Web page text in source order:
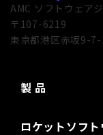
AMC ソフトウェア
〒107-6219
東京都港区赤坂9-
製 品
ロケットソフ